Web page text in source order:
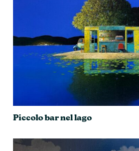
Piccolo bar nel lago